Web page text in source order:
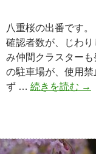
八重桜の出番です
確認者数が、じわ
み仲間クラスター
の駐車場が、使用
ず … 続きを読む 八
番
→